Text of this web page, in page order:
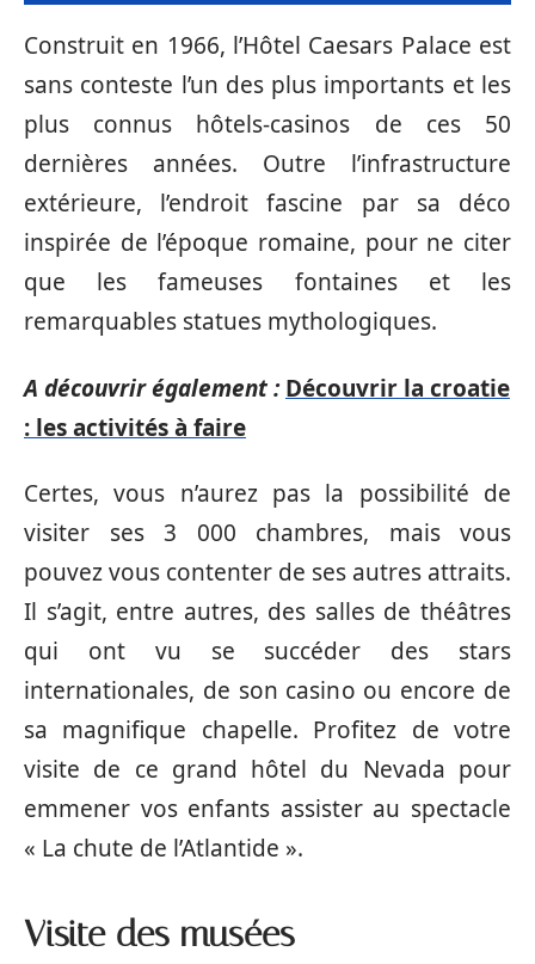
Construit en 1966, l’Hôtel Caesars Palace est
sans conteste l’un des plus importants et les
plus connus hôtels-casinos de ces 50
dernières années. Outre l’infrastructure
extérieure, l’endroit fascine par sa déco
inspirée de l’époque romaine, pour ne citer
que les fameuses fontaines et les
remarquables statues mythologiques.
A découvrir également : Découvrir la croatie
: les activités à faire
Certes, vous n’aurez pas la possibilité de
visiter ses 3 000 chambres, mais vous
pouvez vous contenter de ses autres attraits.
Il s’agit, entre autres, des salles de théâtres
qui ont vu se succéder des stars
internationales, de son casino ou encore de
sa magnifique chapelle. Profitez de votre
visite de ce grand hôtel du Nevada pour
emmener vos enfants assister au spectacle
« La chute de l’Atlantide ».
Visite des musées